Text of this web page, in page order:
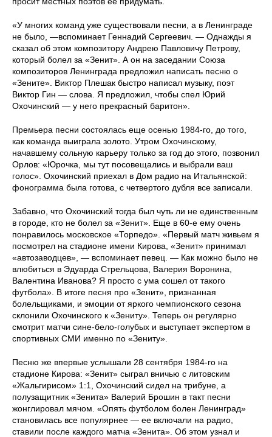
«У многих команд уже существовали песни, а в Ленинграде
не было, —вспоминает Геннадий Сергеевич. — Однажды я
сказал об этом композитору Андрею Павловичу Петрову,
который болел за «Зенит». А он на заседании Союза
композиторов Ленинграда предложил написать песню о
«Зените». Виктор Плешак быстро написал музыку, поэт
Виктор Гин — слова. Я предложил, чтобы спел Юрий
Охочинский — у него прекрасный баритон».
Премьера песни состоялась еще осенью 1984-го, до того,
как команда выиграла золото. Утром Охочинскому,
начавшему сольную карьеру только за год до этого, позвонил
Орлов: «Юрочка, мы тут посовещались и выбрали ваш
голос». Охочинский приехал в Дом радио на Итальянской:
фонограмма была готова, с четвертого дубля все записали.
Забавно, что Охочинский тогда был чуть ли не единственным
в городе, кто не болел за «Зенит». Еще в 60-е ему очень
понравилось московское «Торпедо». «Первый матч живьем я
посмотрел на стадионе имени Кирова, «Зенит» принимал
«автозаводцев», — вспоминает певец. — Как можно было не
влюбиться в Эдуарда Стрельцова, Валерия Воронина,
Валентина Иванова? Я просто с ума сошел от такого
футбола». В итоге песня про «Зенит», признанная
болельщиками, и эмоции от яркого чемпионского сезона
склонили Охочинского к «Зениту». Теперь он регулярно
смотрит матчи сине-бело-голубых и выступает экспертом в
спортивных СМИ именно по «Зениту».
Песню же впервые услышали 28 сентября 1984-го на
стадионе Кирова: «Зенит» сыграл вничью с литовским
«Жальгирисом» 1:1, Охочинский сидел на трибуне, а
полузащитник «Зенита» Валерий Брошин в такт песни
жонглировал мячом. «Опять футболом болен Ленинград»
становилась все популярнее — ее включали на радио,
ставили после каждого матча «Зенита». Об этом узнал и